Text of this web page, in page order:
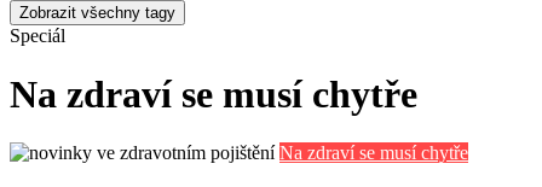
Zobrazit všechny tagy
Speciál
Na zdraví se musí chytře
Na zdraví se musí chytře